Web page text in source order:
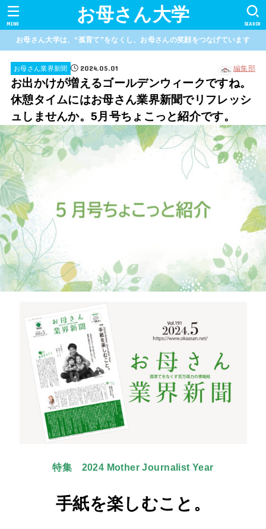
お母さん大学 SEARCH
MENU
お母さん大学は、“孤育て”をなくし、お母さんの笑顔をつなげています
お母さん業界新聞 2024.05.01 編集部
お出かけが増えるゴールデンウィークですね。
休憩タイムにはお母さん業界新聞でリフレッシ
ュしませんか。5月号ちょこっと紹介です。
特集 2024 Mother Journalist Year
手紙を楽しむこと。